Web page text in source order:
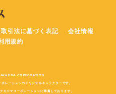
引法に基づく表記
会社情報
用規約
CORPORATION
レーションのオリジナルキャラクターです。
カジマコーポレーションに帰属しております。